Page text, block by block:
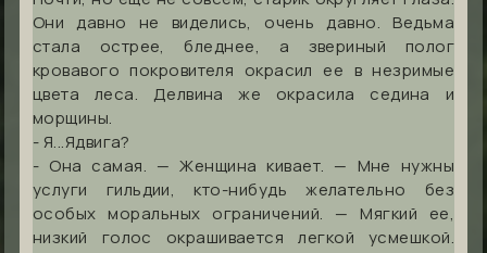
Они давно не виделись, очень давно. Ведьма
стала острее, бледнее, а звериный полог
кровавого покровителя окрасил ее в незримые
цвета леса. Делвина же окрасила седина и
морщины.
- Я...Ядвига?
- Она самая. — Женщина кивает. — Мне нужны
услуги гильдии, кто-нибудь желательно без
особых моральных ограничений. — Мягкий ее,
низкий голос окрашивается легкой усмешкой.